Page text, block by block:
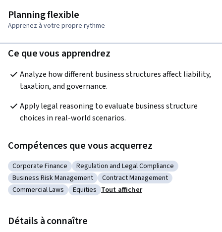
Planning flexible
Apprenez à votre propre rythme
Ce que vous apprendrez
Analyze how different business structures affect liability,
taxation, and governance.
Apply legal reasoning to evaluate business structure
choices in real-world scenarios.
Compétences que vous acquerrez
Catégorie : Corporate Finance
Corporate Finance Catégorie : Regulation and Legal
Regulation and Legal Compliance
Catégorie : Business Risk Management
Business Risk Management Catégorie : Contract Management
Contract Management
Catégorie : Commercial Laws
Commercial Laws Catégorie : Equities
Equities Tout afficher
Détails à connaître